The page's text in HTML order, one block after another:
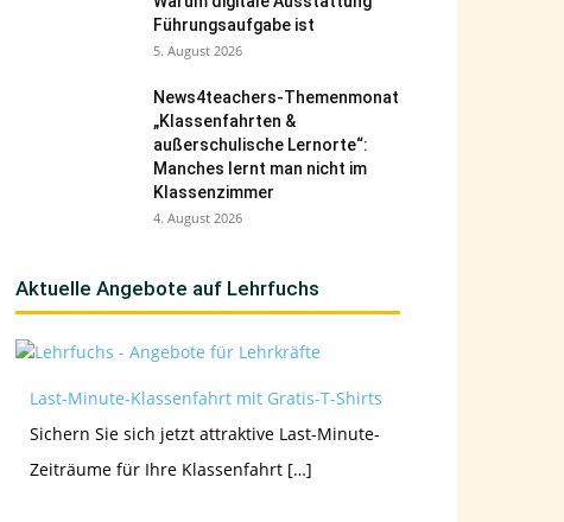
Führungsaufgabe ist
5. August 2026
News4teachers-Themenmonat
„Klassenfahrten &
außerschulische Lernorte“:
Manches lernt man nicht im
Klassenzimmer
4. August 2026
Aktuelle Angebote auf Lehrfuchs
Last-Minute-Klassenfahrt mit Gratis-T-Shirts
Sichern Sie sich jetzt attraktive Last-Minute-
Zeiträume für Ihre Klassenfahrt […]